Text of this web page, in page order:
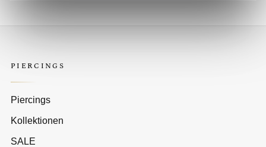
PIERCINGS
Piercings
Kollektionen
SALE